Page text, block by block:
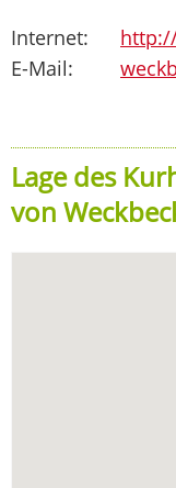
Internet:
E-Mail:
Lage des
von